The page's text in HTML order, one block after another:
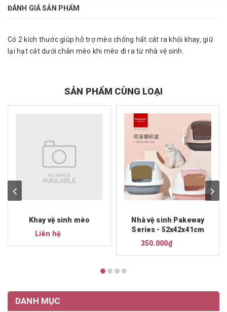
ĐÁNH GIÁ SẢN PHẨM
Có 2 kích thước giúp hỗ trợ mèo chống hất cát ra khỏi khay, giữ
lại hạt cát dưới chân mèo khi mèo đi ra từ nhà vệ sinh.
SẢN PHẨM CÙNG LOẠI
Khay vệ sinh mèo
Liên hệ
Nhà vệ sinh Pakeway
Series - 52x42x41cm
350.000₫
DANH MỤC